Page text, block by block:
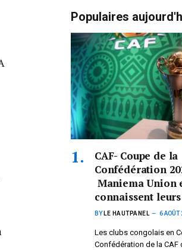
Populaires
CAF- Coupe de la
Confédération
Maniema Union
connaissent
BY LE HAUTPANEL 6 AOÛT
Les clubs congolais en
Confédération de la CAF